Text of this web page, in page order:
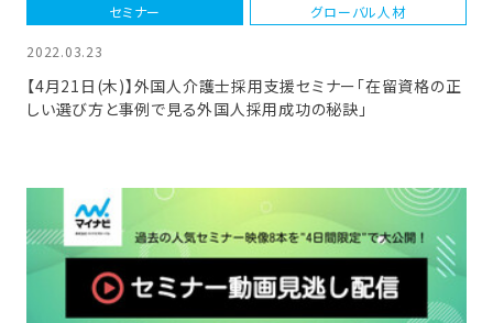
セミナー グローバル人材
2022.03.23
【4月21日(木)】外国人介護士採用支援セミナー「在留資格の正
しい選び方と事例で見る外国人採用成功の秘訣」